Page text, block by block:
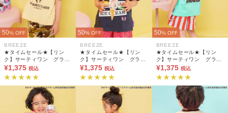
50% OFF
BREEZE
★タイムセール★【リン
ク】サーティワン グラフ
ィックアートTシャツ(キッ
ズサイズ)
¥1,375 税込
50% OFF
BREEZE
★タイムセール★【リン
ク】サーティワン グラフ
ィックアートTシャツ(キッ
ズサイズ)
¥1,375 税込
50% OFF
BREEZE
★タイムセール★【リン
ク】サーティワン グラフ
ィックアートTシャツ(キッ
ズサイズ)
¥1,375 税込